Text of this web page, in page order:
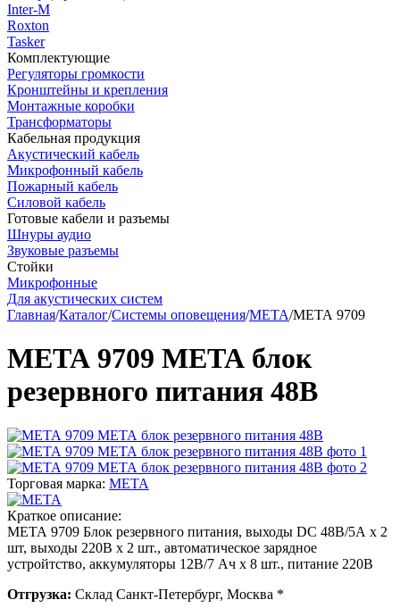
Inter-M
Roxton
Tasker
Комплектующие
Регуляторы громкости
Кронштейны и крепления
Монтажные коробки
Трансформаторы
Кабельная продукция
Акустический кабель
Микрофонный кабель
Пожарный кабель
Силовой кабель
Готовые кабели и разъемы
Шнуры аудио
Звуковые разъемы
Стойки
Микрофонные
Для акустических систем
Главная/Каталог/Системы оповещения/МЕТА/МЕТА 9709
МЕТА 9709 МЕТА блок
резервного питания 48В
Торговая марка: МЕТА
Краткое описание:
МЕТА 9709 Блок резервного питания, выходы DC 48В/5А х 2
шт, выходы 220В х 2 шт., автоматическое зарядное
устройтство, аккумуляторы 12В/7 Ач х 8 шт., питание 220В
Отгрузка: Склад Санкт-Петербург, Москва *